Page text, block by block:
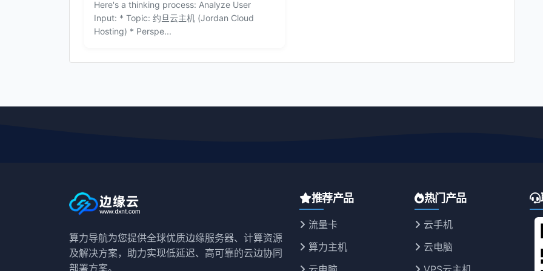
Here's a thinking process: Analyze User
Input: * Topic: 约旦云主机 (Jordan Cloud
Hosting) * Perspe...
算力导航为您提供全球优质边缘服务器、计算资源
及解决方案，助力实现低延迟、高可靠的云边协同
部署方案。
推荐产品
流量卡
算力主机
热门产品
云手机
云电脑